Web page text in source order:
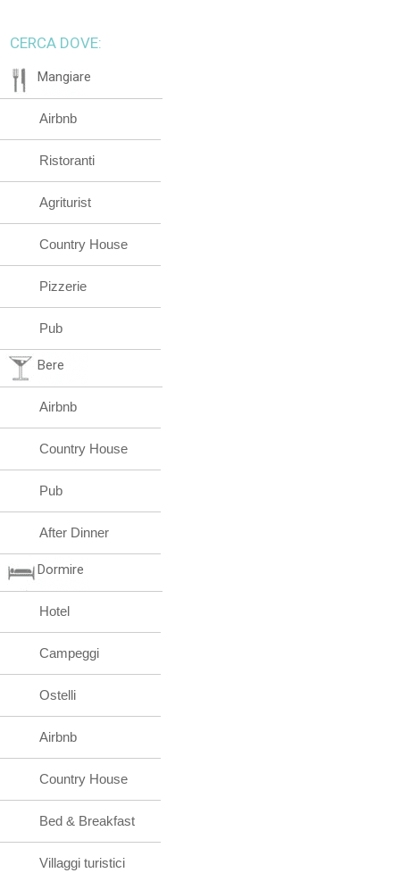
CERCA DOVE:
Mangiare
Airbnb
Ristoranti
Agriturist
Country House
Pizzerie
Pub
Bere
Airbnb
Country House
Pub
After Dinner
Dormire
Hotel
Campeggi
Ostelli
Airbnb
Country House
Bed & Breakfast
Villaggi turistici